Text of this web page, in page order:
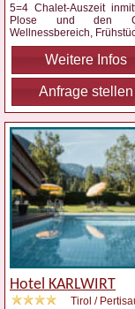
5=4 Chalet-Auszeit
Plose und den
Wellnessbereich,
Weitere Infos
Anfrage stellen
Hotel KARLWIRT
Tirol /